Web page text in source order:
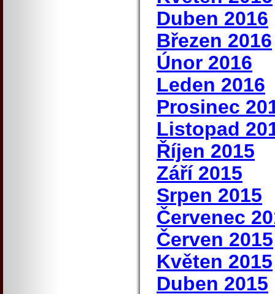
Duben 2016
Březen 2016
Únor 2016
Leden 2016
Prosinec
Listopad
Říjen 2015
Září 2015
Srpen 2015
Červenec
Červen 2015
Květen 2015
Duben 2015